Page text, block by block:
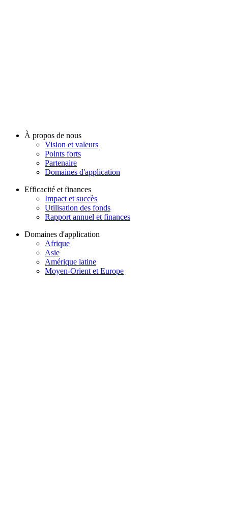
À propos de nous
Vision et valeurs
Points forts
Partenaire
Domaines d'application
Efficacité et finances
Impact et succès
Utilisation des fonds
Rapport annuel et finances
Domaines d'application
Afrique
Asie
Amérique latine
Moyen-Orient et Europe